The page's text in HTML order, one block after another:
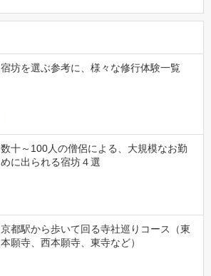
宿坊を選ぶ参考に、様々な修行体験一覧
数十～100人の僧侶による、大規模なお勤
めに出られる宿坊４選
京都駅から歩いて回る寺社巡りコース（東
本願寺、西本願寺、東寺など）